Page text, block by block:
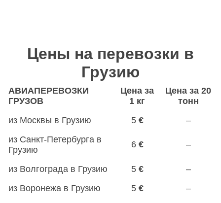
Цены на перевозки в
Грузию
АВИАПЕРЕВОЗКИ
ГРУЗОВ
Цена за
1 кг
Цена за 20
тонн
из Москвы в Грузию
5 €
–
из Санкт-Петербурга в
Грузию
6 € –
из Волгограда в Грузию 5 €
–
из Воронежа в Грузию
5 € –